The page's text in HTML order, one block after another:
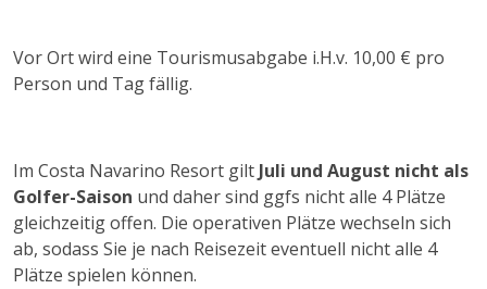
Vor Ort wird eine Tourismusabgabe i.H.v. 10,00 € pro
Person und Tag fällig.
Im Costa Navarino Resort gilt Juli und August nicht als
Golfer-Saison und daher sind ggfs nicht alle 4 Plätze
gleichzeitig offen. Die operativen Plätze wechseln sich
ab, sodass Sie je nach Reisezeit eventuell nicht alle 4
Plätze spielen können.